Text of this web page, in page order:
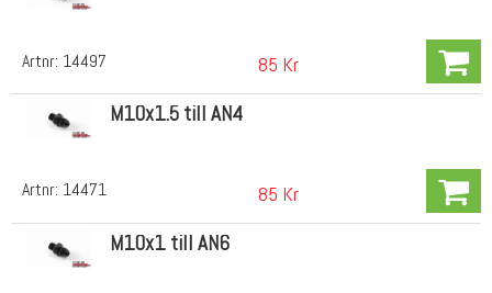
Artnr: 14497 85 Kr
Artnr: 14471
M10x1.5 till AN4
85 Kr
M10x1 till AN6